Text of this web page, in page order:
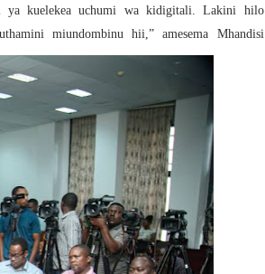
ya kuelekea uchumi wa kidigitali. Lakini hilo
miundombinu hii,” amesema Mhandisi